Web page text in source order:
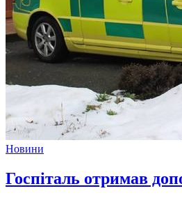
Новини
Госпіталь отримав